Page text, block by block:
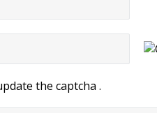
the captcha .